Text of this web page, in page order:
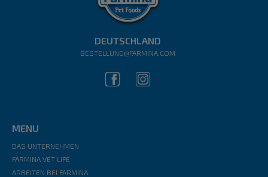
DEUTSCHLAND
BESTELLUNG@FARMINA.COM
MENU
DAS UNTERNEHMEN
FARMINA VET LIFE
ARBEITEN BEI FARMINA